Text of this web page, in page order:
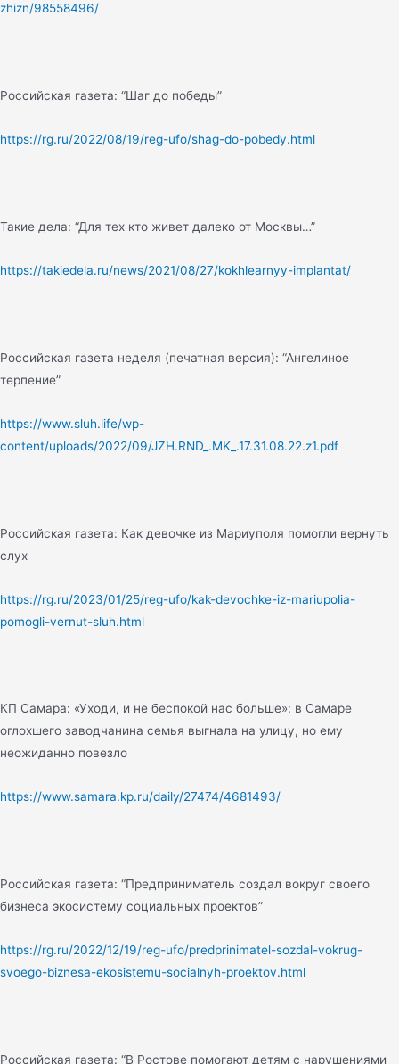
zhizn/98558496/
Российская газета: “Шаг до победы”
https://rg.ru/2022/08/19/reg-ufo/shag-do-pobedy.html
Такие дела: “Для тех кто живет далеко от Москвы…”
https://takiedela.ru/news/2021/08/27/kokhlearnyy-implantat/
Российская газета неделя (печатная версия): “Ангелиное
терпение”
https://www.sluh.life/wp-
content/uploads/2022/09/JZH.RND_.MK_.17.31.08.22.z1.pdf
Российская газета: Как девочке из Мариуполя помогли вернуть
слух
https://rg.ru/2023/01/25/reg-ufo/kak-devochke-iz-mariupolia-
pomogli-vernut-sluh.html
КП Самара: «Уходи, и не беспокой нас больше»: в Самаре
оглохшего заводчанина семья выгнала на улицу, но ему
неожиданно повезло
https://www.samara.kp.ru/daily/27474/4681493/
Российская газета: “Предприниматель создал вокруг своего
бизнеса экосистему социальных проектов”
https://rg.ru/2022/12/19/reg-ufo/predprinimatel-sozdal-vokrug-
svoego-biznesa-ekosistemu-socialnyh-proektov.html
Российская газета: “В Ростове помогают детям с нарушениями